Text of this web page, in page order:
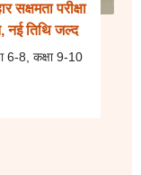
परीक्षा
नई तिथि जल्द
6-8, कक्षा 9-10